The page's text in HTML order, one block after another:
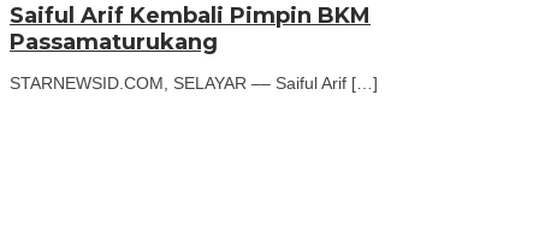
Saiful Arif Kembali Pimpin BKM
Passamaturukang
STARNEWSID.COM, SELAYAR –– Saiful Arif […]